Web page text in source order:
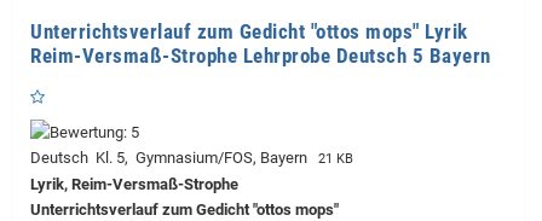
Unterrichtsverlauf zum Gedicht "ottos mops" Lyrik
Reim-Versmaß-Strophe Lehrprobe Deutsch 5 Bayern
Deutsch Kl. 5, Gymnasium/FOS, Bayern 21 KB
Lyrik, Reim-Versmaß-Strophe
Unterrichtsverlauf zum Gedicht "ottos mops"